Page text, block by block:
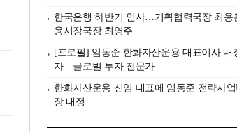
한국은행 하반기 인사…기획협력국장 최용
융시장국장 최영주
[프로필] 임동준 한화자산운용 대표이사 내
자…글로벌 투자 전문가
한화자산운용 신임 대표에 임동준 전략사
장 내정